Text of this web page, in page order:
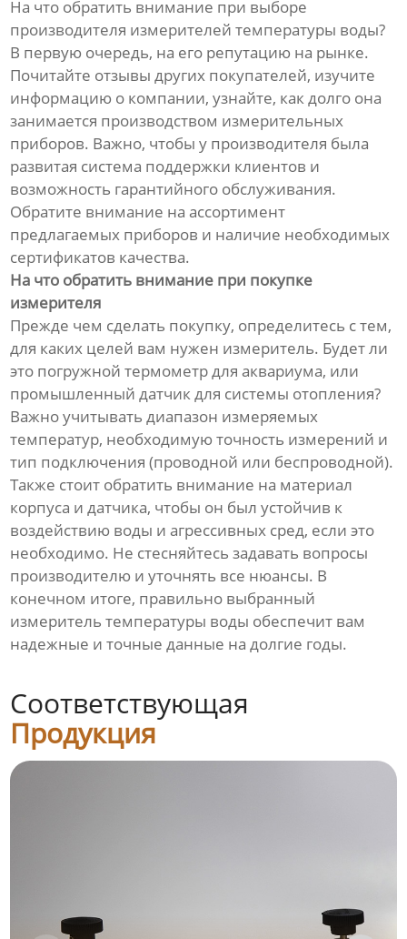
На что обратить внимание при выборе
производителя измерителей температуры воды?
В первую очередь, на его репутацию на рынке.
Почитайте отзывы других покупателей, изучите
информацию о компании, узнайте, как долго она
занимается производством измерительных
приборов. Важно, чтобы у производителя была
развитая система поддержки клиентов и
возможность гарантийного обслуживания.
Обратите внимание на ассортимент
предлагаемых приборов и наличие необходимых
сертификатов качества.
На что обратить внимание при покупке
измерителя
Прежде чем сделать покупку, определитесь с тем,
для каких целей вам нужен измеритель. Будет ли
это погружной термометр для аквариума, или
промышленный датчик для системы отопления?
Важно учитывать диапазон измеряемых
температур, необходимую точность измерений и
тип подключения (проводной или беспроводной).
Также стоит обратить внимание на материал
корпуса и датчика, чтобы он был устойчив к
воздействию воды и агрессивных сред, если это
необходимо. Не стесняйтесь задавать вопросы
производителю и уточнять все нюансы. В
конечном итоге, правильно выбранный
измеритель температуры воды обеспечит вам
надежные и точные данные на долгие годы.
Соответствующая
Продукция